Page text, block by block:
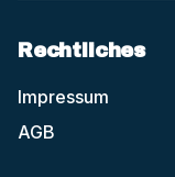
Rechtliches
Impressum
AGB